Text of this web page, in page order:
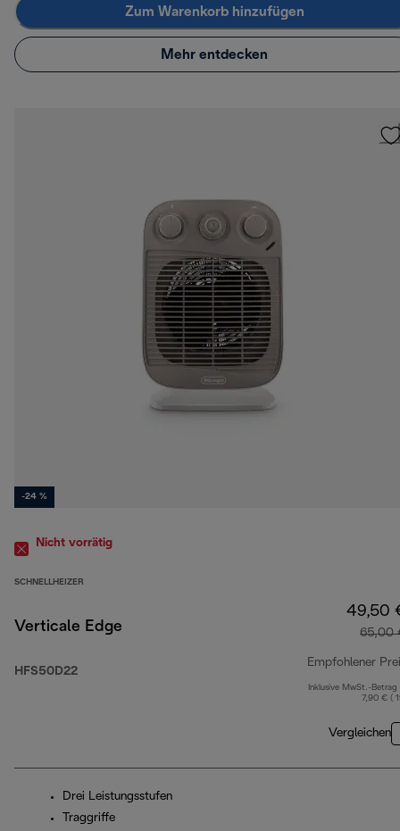
Zum Warenkorb hinzufügen
Mehr entdecken
-24 %
Nicht vorrätig
SCHNELLHEIZER
Verticale Edge
HFS50D22
49,50
65,00
Empfohlener
Inklusive MwSt.-Betrag
7,90 € (
Vergleichen
Drei Leistungsstufen
Traggriffe